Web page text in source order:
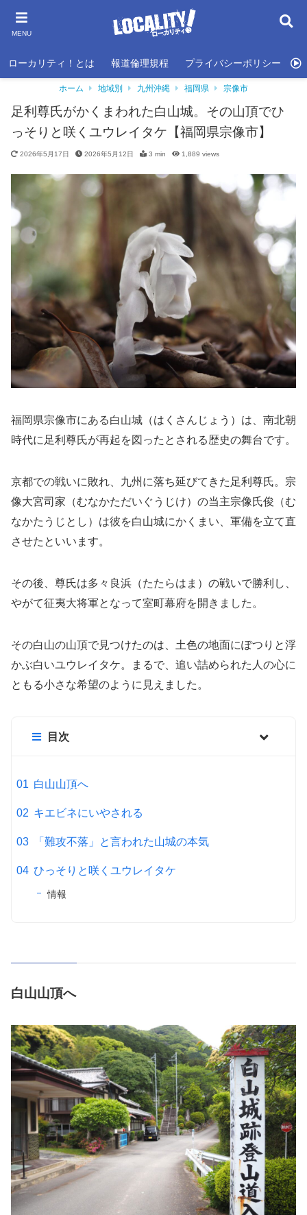
MENU
ローカリティ！とは 報道倫理規程 プライバシーポリシー
ホーム 地域別 九州沖縄 福岡県 宗像市
足利尊氏がかくまわれた白山城。その山頂でひ
っそりと咲くユウレイタケ【福岡県宗像市】
2026年5月17日 2026年5月12日 3 min 1,889 views
福岡県宗像市にある白山城（はくさんじょう）は、南北朝
時代に足利尊氏が再起を図ったとされる歴史の舞台です。
京都での戦いに敗れ、九州に落ち延びてきた足利尊氏。宗
像大宮司家（むなかただいぐうじけ）の当主宗像氏俊（む
なかたうじとし）は彼を白山城にかくまい、軍備を立て直
させたといいます。
その後、尊氏は多々良浜（たたらはま）の戦いで勝利し、
やがて征夷大将軍となって室町幕府を開きました。
その白山の山頂で見つけたのは、土色の地面にぽつりと浮
かぶ白いユウレイタケ。まるで、追い詰められた人の心に
ともる小さな希望のように見えました。
目次
白山山頂へ
キエビネにいやされる
「難攻不落」と言われた山城の本気
ひっそりと咲くユウレイタケ
情報
白山山頂へ